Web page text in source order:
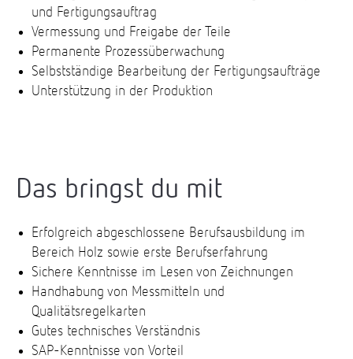
und Fertigungsauftrag
Vermessung und Freigabe der Teile
Permanente Prozessüberwachung
Selbstständige Bearbeitung der Fertigungsaufträge
Unterstützung in der Produktion
Das bringst du mit
Erfolgreich abgeschlossene Berufsausbildung im
Bereich Holz sowie erste Berufserfahrung
Sichere Kenntnisse im Lesen von Zeichnungen
Handhabung von Messmitteln und
Qualitätsregelkarten
Gutes technisches Verständnis
SAP-Kenntnisse von Vorteil